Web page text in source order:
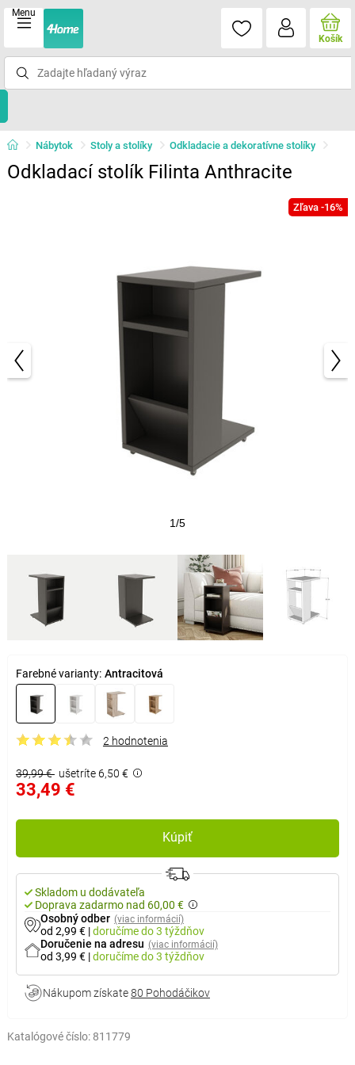
Menu
Košík
Nábytok Stoly a stolíky Odkladacie a dekoratívne stolíky
Odkladací stolík Filinta Anthracite
Zľava -16%
1/5
Farebné varianty: Antracitová
2 hodnotenia
39,99 € ušetríte 6,50 €
33,49 €
Kúpiť
Skladom u dodávateľa
Doprava zadarmo nad 60,00 €
Osobný odber (viac informácií)
od 2,99 € |doručímedo 3 týždňov
Doručenie na adresu (viac informácií)
od 3,99 € |doručímedo 3 týždňov
Nákupom získate80 Pohodáčikov
Katalógové číslo: 811779